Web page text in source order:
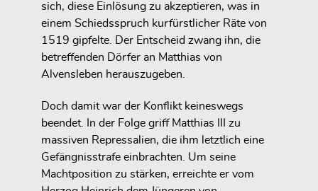
sich, diese Einlösung zu akzeptieren, was in
einem Schiedsspruch kurfürstlicher Räte von
1519 gipfelte. Der Entscheid zwang ihn, die
betreffenden Dörfer an Matthias von
Alvensleben herauszugeben.
Doch damit war der Konflikt keineswegs
beendet. In der Folge griff Matthias III zu
massiven Repressalien, die ihm letztlich eine
Gefängnisstrafe einbrachten. Um seine
Machtposition zu stärken, erreichte er vom